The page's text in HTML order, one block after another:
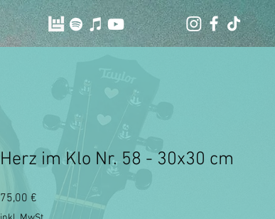
Herz im Klo Nr. 58 - 30x30 cm
75,00 € Preis